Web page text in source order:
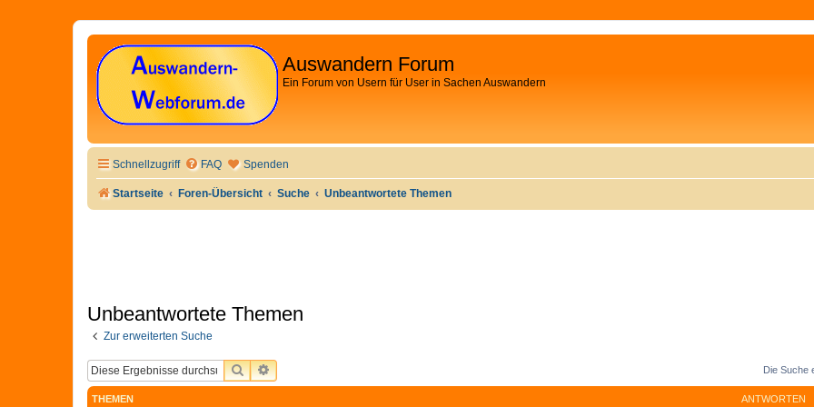
Auswandern Forum
Ein Forum von Usern für User in Sachen Auswandern
Schnellzugriff FAQ Spenden
Startseite Foren-Übersicht Suche Unbeantwortete Themen
Unbeantwortete Themen
Zur erweiterten Suche
SUCHEERWEITERTE SUCHE Die Suche
THEMEN ANTWORTEN